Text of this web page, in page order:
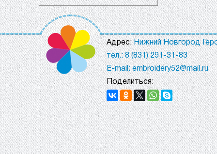
Адрес:Нижний Новгород
тел.: 8 (831) 291-31-83
E-mail: embroidery52@mail.ru
Поделиться: